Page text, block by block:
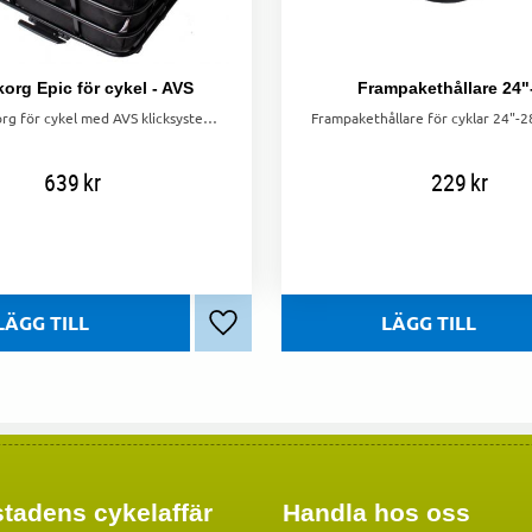
Epic för cykel - AVS
Epic hundkorg för cykel med AVS klicksystem. Lätt att montera, bekväm för hundar upp till 10 kg. Perfekt för cykelturer!
639kr
Lägg till i favoriter
Frampakethållare
229kr
cykelaffär Handla hos oss